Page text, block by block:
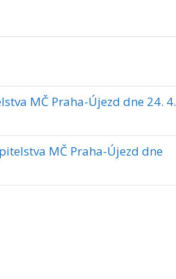
MČ Praha-Újezd dne 24. 4.
MČ Praha-Újezd dne